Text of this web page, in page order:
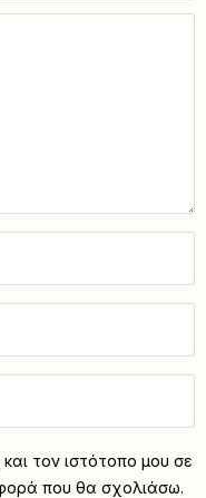
τον ιστότοπο μου σε
που θα σχολιάσω.